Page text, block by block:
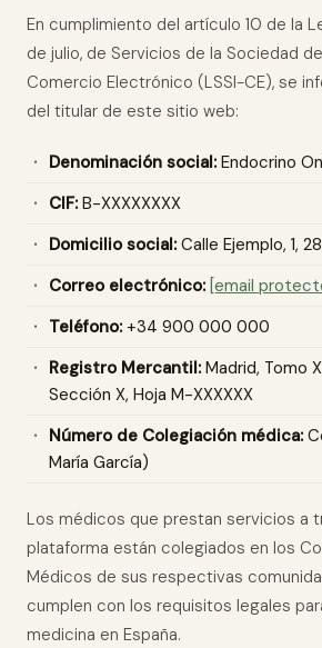
En cumplimiento del artículo 10 de la
de julio, de Servicios de la Sociedad
Comercio Electrónico (LSSI-CE), se
del titular de este sitio web:
Denominación social: Endocrino
CIF: B-XXXXXXXX
Domicilio social: Calle Ejemplo, 1,
Correo electrónico: [email
Teléfono: +34 900 000 000
Registro Mercantil: Madrid, Tomo
Sección X, Hoja M-XXXXXX
Número de Colegiación médica:
María García)
Los médicos que prestan servicios a
plataforma están colegiados en los
Médicos de sus respectivas
cumplen con los requisitos legales
medicina en España.